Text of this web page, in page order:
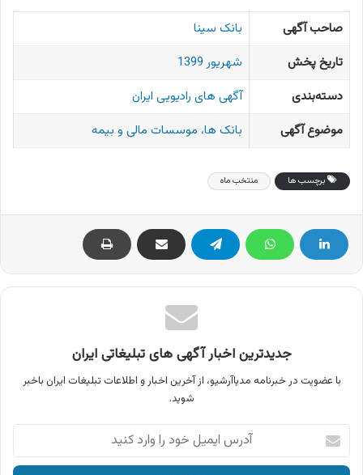
صاحب آگهی
بانک سینا
تاریخ پخش
شهریور 1399
دسته‌بندی
آگهی های رادیویی ایران
موضوع آگهی
بانک ها، موسسات مالی و بیمه
برچسب ها منتخب ماه
جدیدترین اخبار آگهی های تبلیغاتی ایران
با عضویت در خبرنامه مدیاآرشیو، از آخرین اخبار و اطلاعات تبلیغات ایران باخبر
شوید.
آدرس
ایمیل
خود